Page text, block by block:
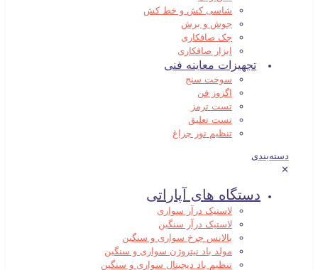
شاسی کش و خط کش
جوش و برش
جک صافکاری
ابزار صافکاری
تجهیزات معاینه فنی
سوخت سنج
اگزوز فن
تست ترمز
تست تعلیق
تنظیم نور چراغ
دسته‌بندی
✕
دستگاه های آپاراتی
لاستیک درآر سواری
لاستیک درآر سنگین
بالانس چرخ سواری و سنگین
مولد باد نیتروژن سواری و سنگین
تنظیم باد دیجیتال سواری و سنگین